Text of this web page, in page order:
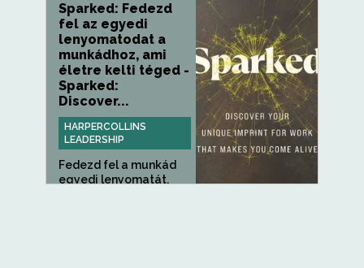
Sparked: Fedezd
fel az egyedi
lenyomatodat a
munkádhoz, ami
életre kelti téged -
Sparked:
Discover...
HARPERCOLLINS
LEADERSHIP
Fedezd fel a munkád
egyedi lenyomatát,